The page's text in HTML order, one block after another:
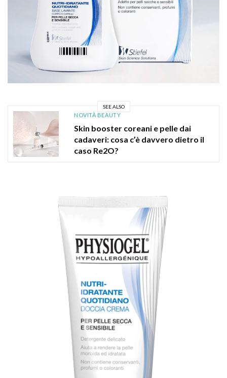
SEE ALSO
NOVITÀ BEAUTY
Skin booster coreani e pelle dai
cadaveri: cosa c’è davvero dietro il
caso Re2O?